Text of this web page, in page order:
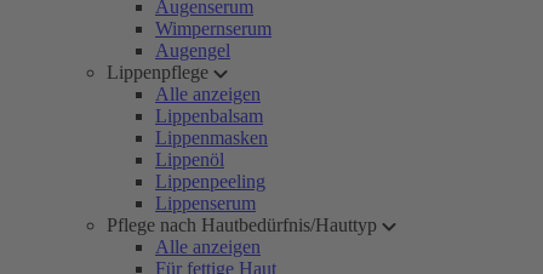
Augenserum
Wimpernserum
Augengel
Lippenpflege
Alle anzeigen
Lippenbalsam
Lippenmasken
Lippenöl
Lippenpeeling
Lippenserum
Pflege nach Hautbedürfnis/Hauttyp
Alle anzeigen
Für fettige Haut